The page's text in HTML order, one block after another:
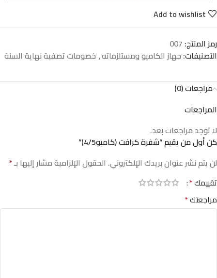
Add to wishlist
رمز المنتج: 007
التصنيفات: جهاز الكاميو ومستلزماته, خصومات تصفية نهاية السنة
مراجعات (0)
المراجعات
لا توجد مراجعات بعد.
كن أول من يقيم “شفرة كرافت (كاميو4/5)”
لن يتم نشر عنوان بريدك الإلكتروني. الحقول الإلزامية مشار إليها بـ*
تقييمك*
مراجعتك*